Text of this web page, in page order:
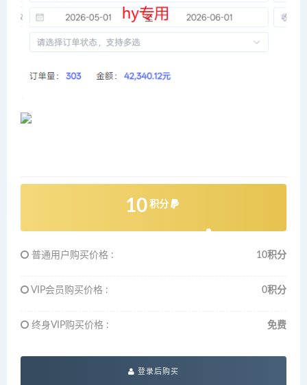
10 积分
普通用户购买价格 : 10积分
VIP会员购买价格 : 0积分
终身VIP购买价格 : 免费
登录后购买